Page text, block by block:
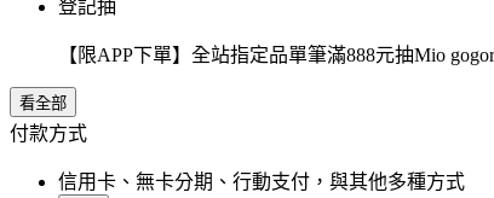
登記抽
【限APP下單】全站指定品單筆滿888元抽Mio
看全部
付款方式
信用卡、無卡分期、行動支付，與其他多種方式